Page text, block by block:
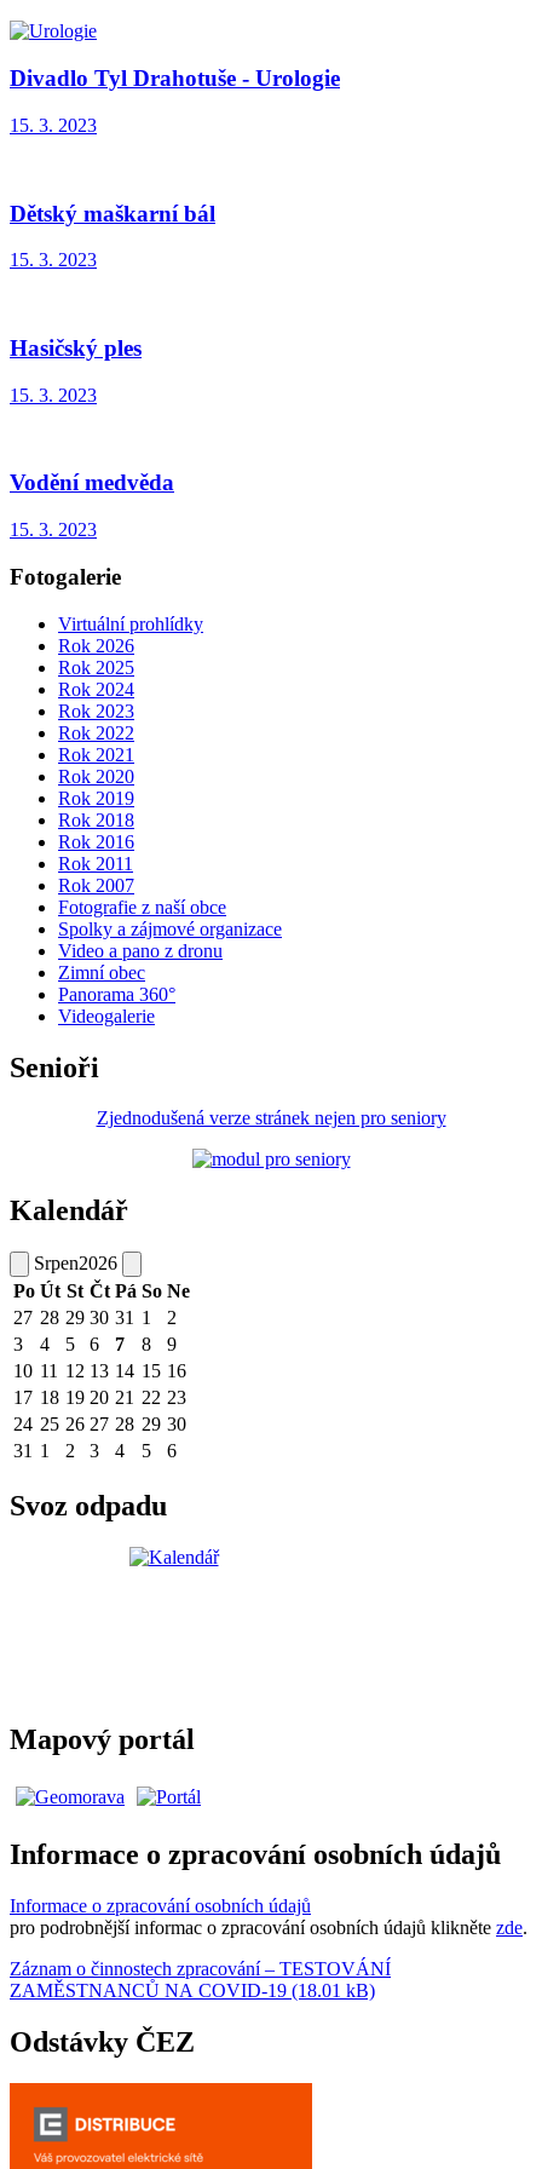
Divadlo Tyl Drahotuše - Urologie
15. 3. 2023
Dětský maškarní bál
15. 3. 2023
Hasičský ples
15. 3. 2023
Vodění medvěda
15. 3. 2023
Fotogalerie
Virtuální prohlídky
Rok 2026
Rok 2025
Rok 2024
Rok 2023
Rok 2022
Rok 2021
Rok 2020
Rok 2019
Rok 2018
Rok 2016
Rok 2011
Rok 2007
Fotografie z naší obce
Spolky a zájmové organizace
Video a pano z dronu
Zimní obec
Panorama 360°
Videogalerie
Senioři
Zjednodušená verze stránek nejen pro seniory
Kalendář
Srpen2026
Po Út St Čt Pá So Ne
27 28 29 30 31 1
2
3
4 5 6 7 8
9
10 11 12 13 14 15 16
17 18 19 20 21 22 23
24 25 26 27 28 29 30
31 1 2 3 4 5 6
Svoz odpadu
Mapový portál
Informace o zpracování osobních údajů
Informace o zpracování osobních údajů
pro podrobnější informac o zpracování osobních údajů klikněte zde.
Záznam o činnostech zpracování – TESTOVÁNÍ
ZAMĚSTNANCŮ NA COVID-19 (18.01 kB)
Odstávky ČEZ